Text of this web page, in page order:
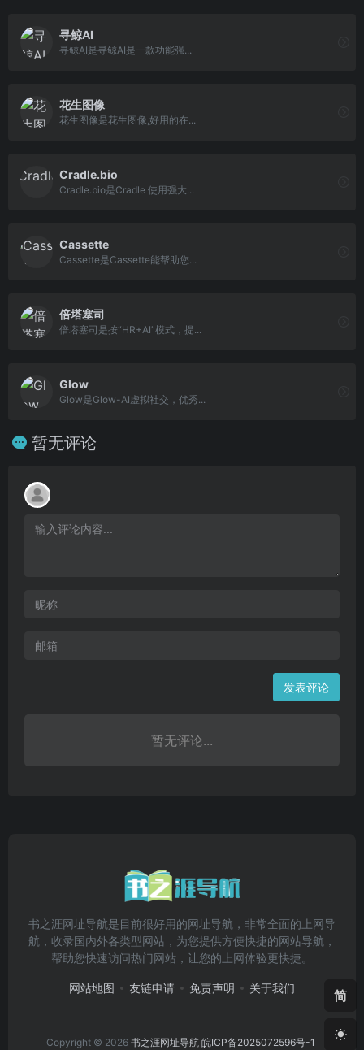
寻鲸AI
寻鲸AI是寻鲸AI是一款功能强...
花生图像
花生图像是花生图像,好用的在...
Cradle.bio
Cradle.bio是Cradle 使用强大...
Cassette
Cassette是Cassette能帮助您...
倍塔塞司
倍塔塞司是按“HR+AI”模式，提...
Glow
Glow是Glow-AI虚拟社交，优秀...
暂无评论
发表评论
暂无评论...
书之涯网址导航是目前很好用的网址导航，非常全面的上网导
航，收录国内外各类型网站，为您提供方便快捷的网站导航，
帮助您快速访问热门网站，让您的上网体验更快捷。
网站地图 友链申请 免责声明 关于我们
Copyright © 2026 书之涯网址导航 皖ICP备2025072596号-1
简